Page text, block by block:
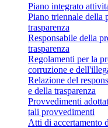
Piano integrato
Piano triennale della
trasparenza
Responsabile della
trasparenza
Regolamenti per la
corruzione e
Relazione del
e della trasparenza
Provvedimenti
tali provvedimenti
Atti di accertamento